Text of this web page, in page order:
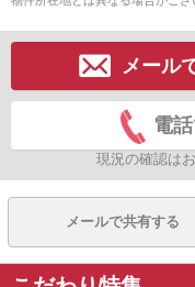
メール
電
現況の確認は
メールで共有する